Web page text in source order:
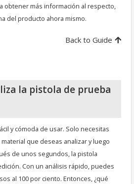
obtener más información al respecto,
del producto ahora mismo.
Back to Guide
la pistola de prueba
y cómoda de usar. Solo necesitas
que deseas analizar y luego
de unos segundos, la pistola
Con un análisis rápido, puedes
al 100 por ciento. Entonces, ¿qué